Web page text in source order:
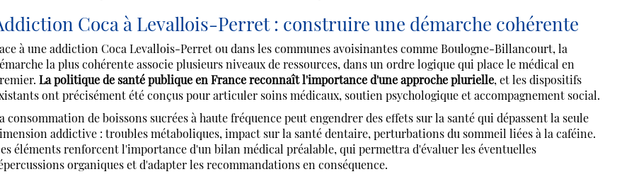
Coca à Levallois-Perret : construire une démarche cohérente
à une addiction Coca Levallois-Perret ou dans les communes avoisinantes comme Boulogne-Billancourt, la
la plus cohérente associe plusieurs niveaux de ressources, dans un ordre logique qui place le médical en
La politique de santé publique en France reconnaît l'importance d'une approche plurielle, et les dispositifs
ont précisément été conçus pour articuler soins médicaux, soutien psychologique et accompagnement social.
consommation de boissons sucrées à haute fréquence peut engendrer des effets sur la santé qui dépassent la seule
addictive : troubles métaboliques, impact sur la santé dentaire, perturbations du sommeil liées à la caféine.
éléments renforcent l'importance d'un bilan médical préalable, qui permettra d'évaluer les éventuelles
organiques et d'adapter les recommandations en conséquence.